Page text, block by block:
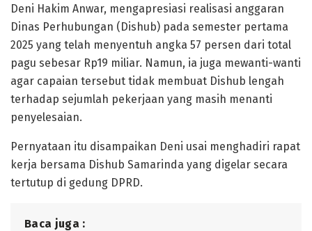
Deni Hakim Anwar, mengapresiasi realisasi anggaran
Dinas Perhubungan (Dishub) pada semester pertama
2025 yang telah menyentuh angka 57 persen dari total
pagu sebesar Rp19 miliar. Namun, ia juga mewanti-wanti
agar capaian tersebut tidak membuat Dishub lengah
terhadap sejumlah pekerjaan yang masih menanti
penyelesaian.
Pernyataan itu disampaikan Deni usai menghadiri rapat
kerja bersama Dishub Samarinda yang digelar secara
tertutup di gedung DPRD.
Baca juga :